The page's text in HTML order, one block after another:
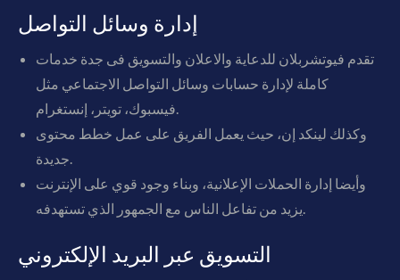
إدارة وسائل التواصل
تقدم فيوتشربلان للدعاية والاعلان والتسويق فى جدة خدمات
كاملة لإدارة حسابات وسائل التواصل الاجتماعي مثل
فيسبوك، تويتر، إنستغرام.
وكذلك لينكد إن، حيث يعمل الفريق على عمل خطط محتوى
جديدة.
وأيضا إدارة الحملات الإعلانية، وبناء وجود قوي على الإنترنت
يزيد من تفاعل الناس مع الجمهور الذي تستهدفه.
التسويق عبر البريد الإلكتروني